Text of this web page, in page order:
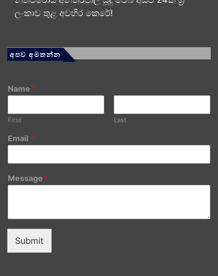
ලංකාව තුළ අවහිර කෙරේ!
අපව අමතන්න
Name *
First Last
Email *
Message *
Submit